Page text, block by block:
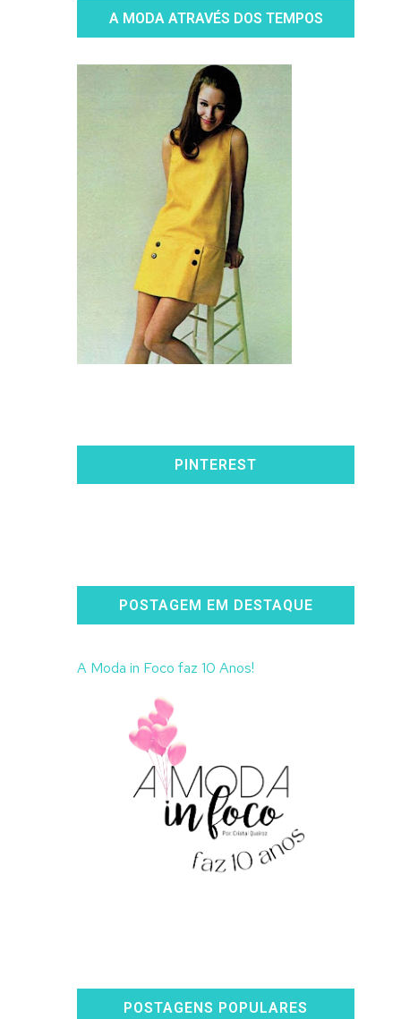
A MODA ATRAVÉS DOS TEMPOS
PINTEREST
POSTAGEM EM DESTAQUE
A Moda in Foco faz 10 Anos!
POSTAGENS POPULARES